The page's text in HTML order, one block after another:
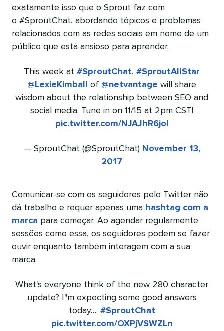
exatamente isso que o Sprout faz com
o #SproutChat, abordando tópicos e problemas
relacionados com as redes sociais em nome de um
público que está ansioso para aprender.
This week at #SproutChat, #SproutAllStar
@LexieKimball
of @netvantage will share
wisdom about the relationship between SEO and
social media. Tune in on 11/15 at 2pm CST!
pic.twitter.com/NJAJhR6joI
— SproutChat (@SproutChat) November 13,
2017
Comunicar-se com os seguidores pelo Twitter não
dá trabalho e requer apenas uma hashtag com a
marca para começar. Ao agendar regularmente
sessões como essa, os seguidores podem se fazer
ouvir enquanto também interagem com a sua
marca.
What's everyone think of the new 280 character
update? I"m expecting some good answers
today…. #SproutChat
pic.twitter.com/OXPjVSWZLn